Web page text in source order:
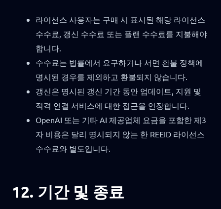
라이선스 사용자는 구매 시 표시된 해당 라이선스
수수료, 갱신 수수료 또는 플랜 수수료를 지불해야
합니다.
수수료는 법률에서 요구하거나 서면 환불 정책에
명시된 경우를 제외하고 환불되지 않습니다.
갱신은 명시된 갱신 기간 동안 업데이트, 지원 및
적격 연결 서비스에 대한 접근을 연장합니다.
OpenAI 또는 기타 AI 제공업체 요금을 포함한 제3
자 비용은 달리 명시되지 않는 한 REEID 라이선스
수수료와 별도입니다.
12. 기간 및 종료